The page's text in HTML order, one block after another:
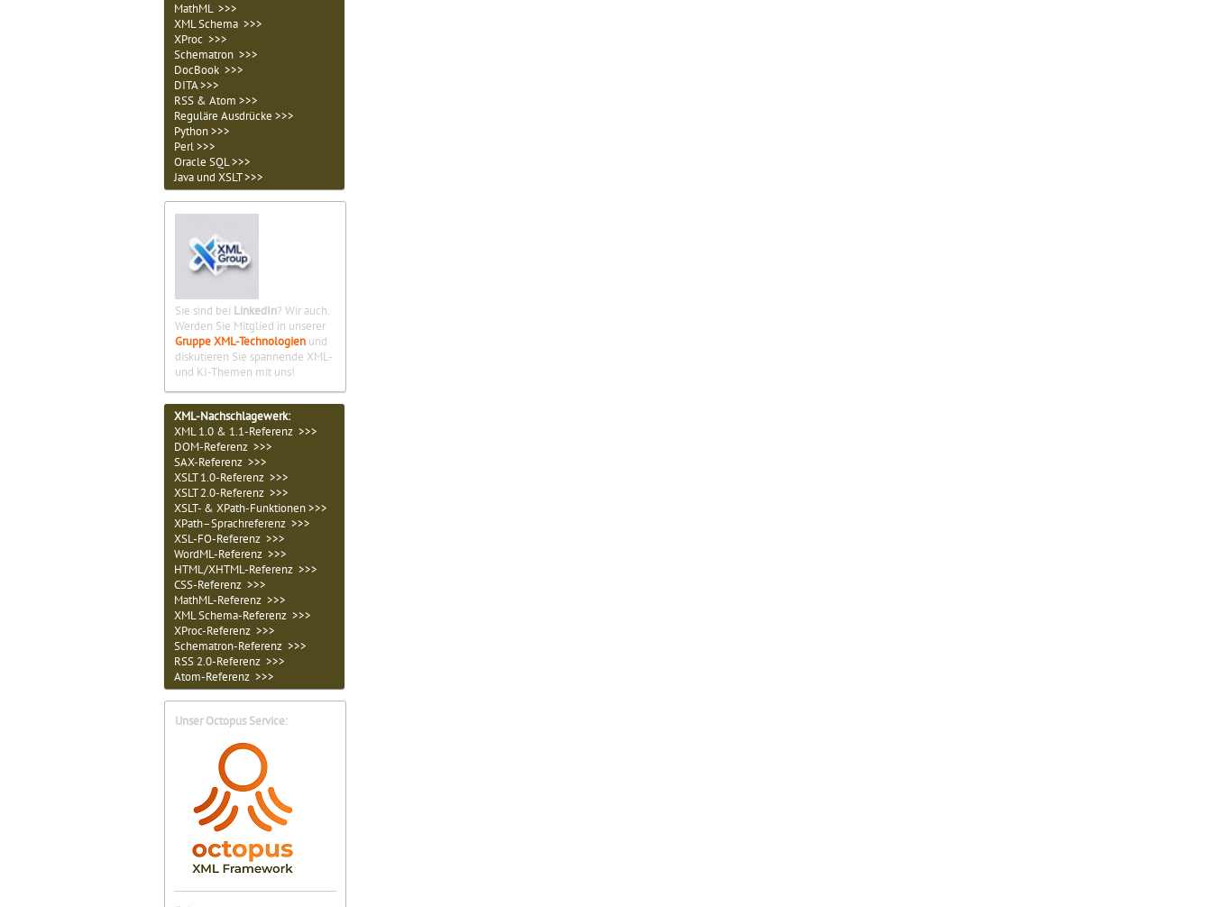
MathML >>>
XML Schema >>>
XProc >>>
Schematron >>>
DocBook >>>
DITA >>>
RSS & Atom >>>
Reguläre Ausdrücke >>>
Python >>>
Perl >>>
Oracle SQL >>>
Java und XSLT >>>
Sie sind bei LinkedIn? Wir auch.
Werden Sie Mitglied in unserer
Gruppe XML-Technologien und
diskutieren Sie spannende XML-
und KI-Themen mit uns!
XML-Nachschlagewerk:
XML 1.0 & 1.1-Referenz >>>
DOM-Referenz >>>
SAX-Referenz >>>
XSLT 1.0-Referenz >>>
XSLT 2.0-Referenz >>>
XSLT- & XPath-Funktionen >>>
XPath–Sprachreferenz >>>
XSL-FO-Referenz >>>
WordML-Referenz >>>
HTML/XHTML-Referenz >>>
CSS-Referenz >>>
MathML-Referenz >>>
XML Schema-Referenz >>>
XProc-Referenz >>>
Schematron-Referenz >>>
RSS 2.0-Referenz >>>
Atom-Referenz >>>
Unser Octopus Service: